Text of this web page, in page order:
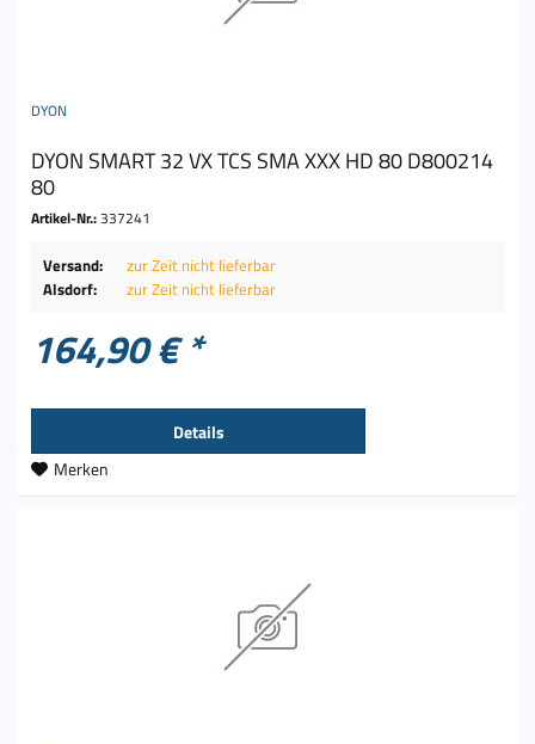
DYON
DYON SMART 32 VX TCS SMA XXX HD 80 D800214
80
Artikel-Nr.:337241
Versand:
zur Zeit nicht lieferbar
Alsdorf:
zur Zeit nicht lieferbar
164,90 € *
Details
Merken